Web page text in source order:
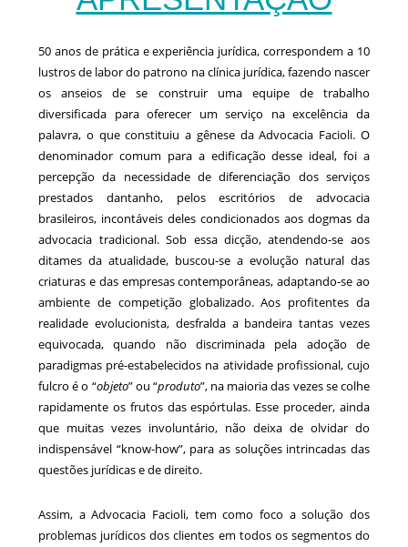
50 anos de prática e experiência jurídica, correspondem a 10
lustros de labor do patrono na clínica jurídica, fazendo nascer
os anseios de se construir uma equipe de trabalho
diversificada para oferecer um serviço na excelência da
palavra, o que constituiu a gênese da Advocacia Facioli. O
denominador comum para a edificação desse ideal, foi a
percepção da necessidade de diferenciação dos serviços
prestados dantanho, pelos escritórios de advocacia
brasileiros, incontáveis deles condicionados aos dogmas da
advocacia tradicional. Sob essa dicção, atendendo-se aos
ditames da atualidade, buscou-se a evolução natural das
criaturas e das empresas contemporâneas, adaptando-se ao
ambiente de competição globalizado. Aos profitentes da
realidade evolucionista, desfralda a bandeira tantas vezes
equivocada, quando não discriminada pela adoção de
paradigmas pré-estabelecidos na atividade profissional, cujo
fulcro é o “objeto” ou “produto”, na maioria das vezes se colhe
rapidamente os frutos das espórtulas. Esse proceder, ainda
que muitas vezes involuntário, não deixa de olvidar do
indispensável “know-how”, para as soluções intrincadas das
questões jurídicas e de direito.
Assim, a Advocacia Facioli, tem como foco a solução dos
problemas jurídicos dos clientes em todos os segmentos do